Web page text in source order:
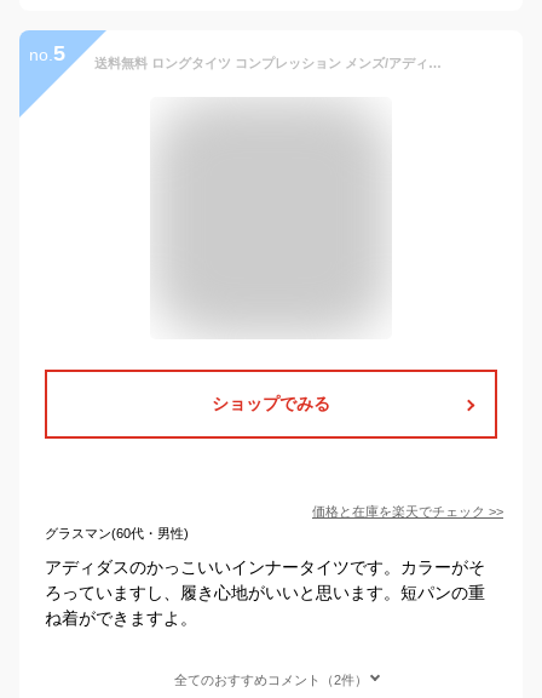
no. 5 送料無料 ロングタイツ コンプレッション メンズ/アディダス adidas ALPHASKIN 当店別注カラー/スポーツ トレーニング ウェア 男性 スポーツタイツ インナータイツ アンダーウェア スパッツ アルファスキン/DT6615【返品不可】【a20Qpd】
ショップでみる
価格と在庫を楽天でチェック >>
グラスマン(60代・男性)
アディダスのかっこいいインナータイツです。カラーがそ
ろっていますし、履き心地がいいと思います。短パンの重
ね着ができますよ。
全てのおすすめコメント（2件）